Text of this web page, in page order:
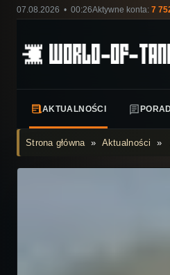
07.08.2026 • 00:26Aktywne konta: 7
AKTUALNOŚCI
Strona główna» Aktualności